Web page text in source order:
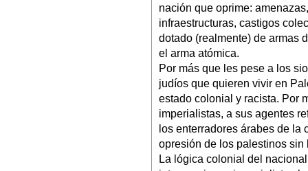
nación que oprime:
infraestructuras, castigos
dotado (realmente) de armas
el arma atómica.
Por más que les pese a los
judíos que quieren vivir en
estado colonial y racista. Por
imperialistas, a sus agentes
los enterradores árabes de la
opresión de los palestinos
La lógica colonial del